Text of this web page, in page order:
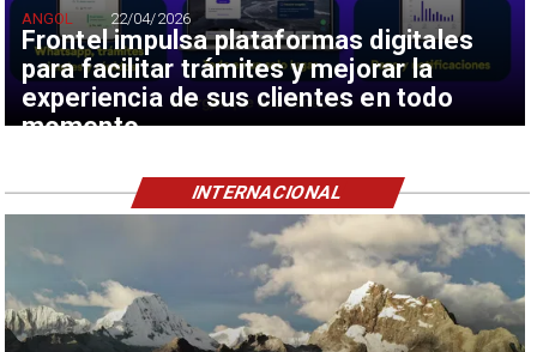
Frontel impulsa plataformas digitales
para facilitar trámites y mejorar la
experiencia de sus clientes en todo
momento
ANGOL 22/04/2026
INTERNACIONAL